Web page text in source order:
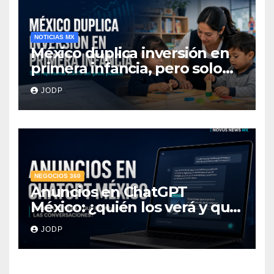
NOTICIAS MX
México duplica inversión en
primera infancia, pero solo
destina 2.53% del gasto
público
JODP
NEGOCIOS 360
Anuncios en ChatGPT
México: ¿quién los verá y qué
pasará con las
conversaciones?
JODP